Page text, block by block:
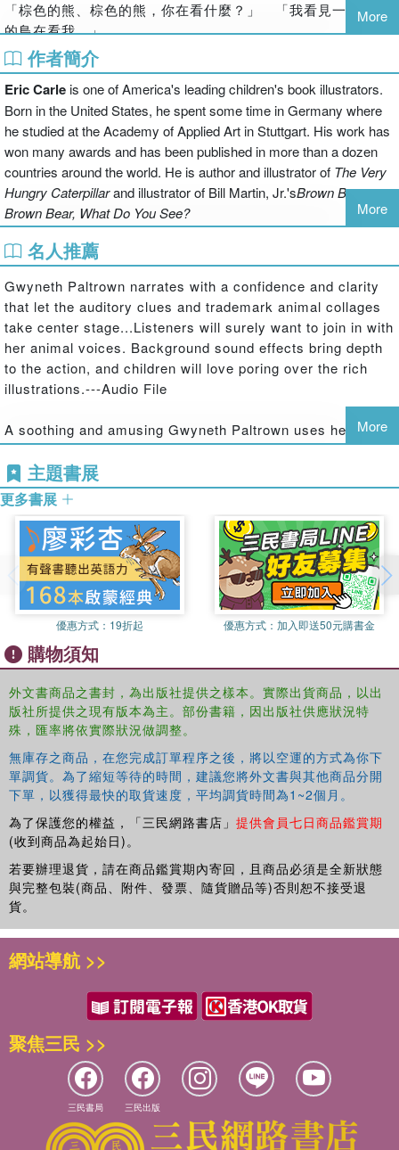
「棕色的熊、棕色的熊，你在看什麼？」 「我看見一隻紅色
的鳥在看我。」
「紅色的鳥、紅色的鳥，你在看什麼？」 「我看見一隻黃色
的鴨子在看我。」……
隨著這樣一問一答的句子、重複的韻律與節奏，一本充滿各種
動物與色彩的圖畫書在孩子面前慢慢展開。
這是一本備受全世界小朋友喜愛的圖畫書，整本書都是用艾瑞‧
卡爾一貫具有創意性的貼畫構成，色調鮮明、活潑。幼小的孩
子可以從這本書中學習語法、欣賞預言的節奏性，並學會各種
動物的命名，更可以認識顏色，增廣視野。
本書中文版《棕色的熊、棕色的熊，你在看什麼？》由上誼出
Children see a variety of animals, each one a different
color, and a teacher looking at them.
More
作者簡介
Eric Carleis one of America's leading children's book illustrators.
Born in the United States, he spent some time in Germany where
he studied at the Academy of Applied Art in Stuttgart. His work has
won many awards and has been published in more than a dozen
countries around the world. He is author and illustrator of The Very
Hungry Caterpillarand illustrator of Bill Martin, Jr.'sBrown Bear,
Brown Bear, What Do You See?
More
名人推薦
Gwyneth Paltrown narrates with a confidence and clarity
that let the auditory clues and trademark animal collages
take center stage...Listeners will surely want to join in with
her animal voices. Background sound effects bring depth
to the action, and children will love poring over the rich
illustrations.---Audio File
A soothing and amusing Gwyneth Paltrown uses her best
bedtime voice to bring this toddler-friendly compilation to
life.---People
More
主題書展
更多書展
優惠方式： 19折起 優惠方式： 加入即送50元購書金
購物須知
外文書商品之書封，為出版社提供之樣本。實際出貨商品，以出
版社所提供之現有版本為主。部份書籍，因出版社供應狀況特
殊，匯率將依實際狀況做調整。
無庫存之商品，在您完成訂單程序之後，將以空運的方式為你下
單調貨。為了縮短等待的時間，建議您將外文書與其他商品分開
下單，以獲得最快的取貨速度，平均調貨時間為1~2個月。
為了保護您的權益，「三民網路書店」 提供會員七日商品鑑賞期
(收到商品為起始日)。
若要辦理退貨，請在商品鑑賞期內寄回，且商品必須是全新狀態
與完整包裝(商品、附件、發票、隨貨贈品等)否則恕不接受退
貨。
網站導航 >>
聚焦三民 >>
三民書局 三民出版